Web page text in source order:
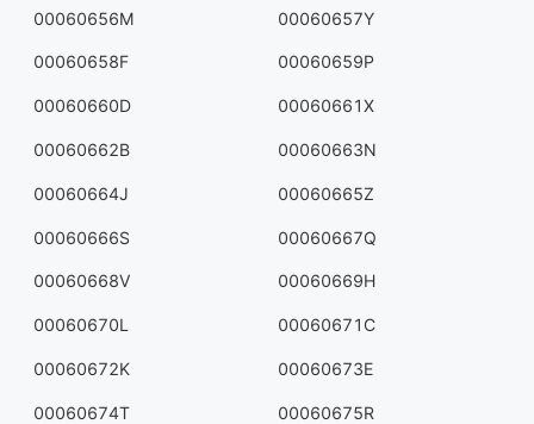
00060656M 00060657Y
00060658F 00060659P
00060660D 00060661X
00060662B 00060663N
00060664J 00060665Z
00060666S 00060667Q
00060668V 00060669H
00060670L 00060671C
00060672K 00060673E
00060674T 00060675R